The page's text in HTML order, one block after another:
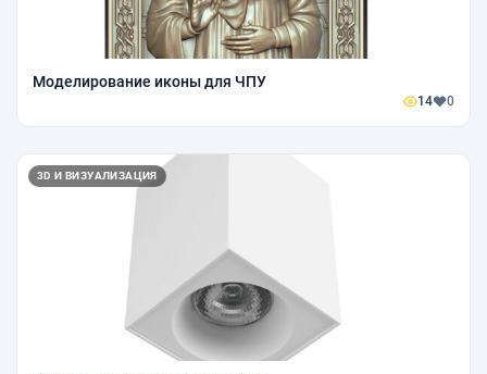
Моделирование иконы для ЧПУ
14 0
3D И ВИЗУАЛИЗАЦИЯ